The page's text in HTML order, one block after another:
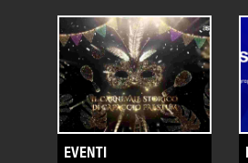
EVENTI